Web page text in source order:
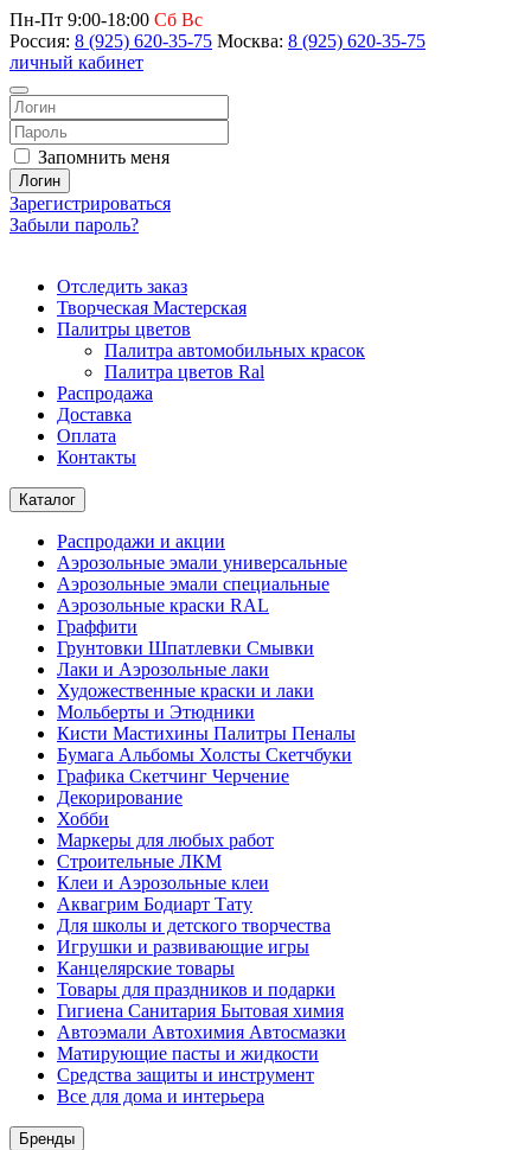
Пн-Пт 9:00-18:00 Сб Вс
Россия: 8 (925) 620-35-75 Москва: 8 (925) 620-35-75
личный кабинет
Запомнить меня
Логин
Зарегистрироваться
Забыли пароль?
Отследить заказ
Творческая Мастерская
Палитры цветов
Палитра автомобильных красок
Палитра цветов Ral
Распродажа
Доставка
Оплата
Контакты
Каталог
Распродажи и акции
Аэрозольные эмали универсальные
Аэрозольные эмали специальные
Аэрозольные краски RAL
Граффити
Грунтовки Шпатлевки Смывки
Лаки и Аэрозольные лаки
Художественные краски и лаки
Мольберты и Этюдники
Кисти Мастихины Палитры Пеналы
Бумага Альбомы Холсты Скетчбуки
Графика Скетчинг Черчение
Декорирование
Хобби
Маркеры для любых работ
Строительные ЛКМ
Клеи и Аэрозольные клеи
Аквагрим Бодиарт Тату
Для школы и детского творчества
Игрушки и развивающие игры
Канцелярские товары
Товары для праздников и подарки
Гигиена Санитария Бытовая химия
Автоэмали Автохимия Автосмазки
Матирующие пасты и жидкости
Средства защиты и инструмент
Все для дома и интерьера
Бренды